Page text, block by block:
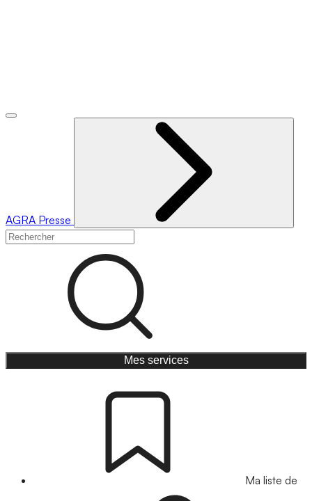
AGRA Presse
Mes services
Ma liste de